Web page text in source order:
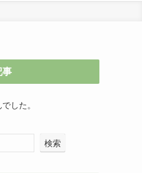
事
した。
検索